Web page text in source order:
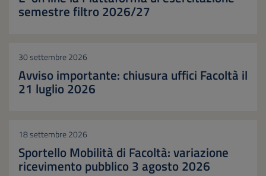
semestre filtro 2026/27
30 settembre 2026
Avviso importante: chiusura uffici Facoltà il
21 luglio 2026
18 settembre 2026
Sportello Mobilità di Facoltà: variazione
ricevimento pubblico 3 agosto 2026